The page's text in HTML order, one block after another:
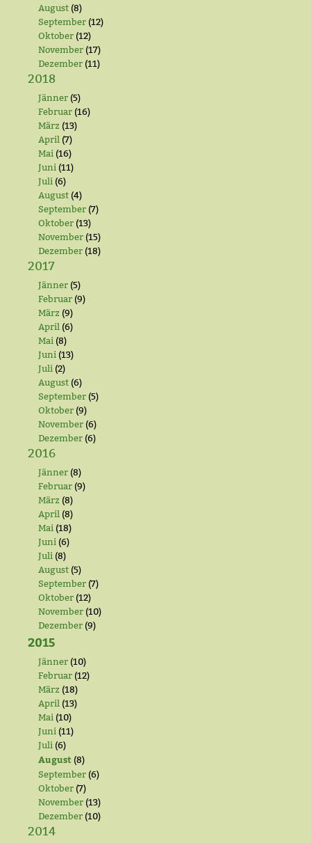
August (8)
September (12)
Oktober (12)
November (17)
Dezember (11)
2018
Jänner (5)
Februar (16)
März (13)
April (7)
Mai (16)
Juni (11)
Juli (6)
August (4)
September (7)
Oktober (13)
November (15)
Dezember (18)
2017
Jänner (5)
Februar (9)
März (9)
April (6)
Mai (8)
Juni (13)
Juli (2)
August (6)
September (5)
Oktober (9)
November (6)
Dezember (6)
2016
Jänner (8)
Februar (9)
März (8)
April (8)
Mai (18)
Juni (6)
Juli (8)
August (5)
September (7)
Oktober (12)
November (10)
Dezember (9)
2015
Jänner (10)
Februar (12)
März (18)
April (13)
Mai (10)
Juni (11)
Juli (6)
August (8)
September (6)
Oktober (7)
November (13)
Dezember (10)
2014